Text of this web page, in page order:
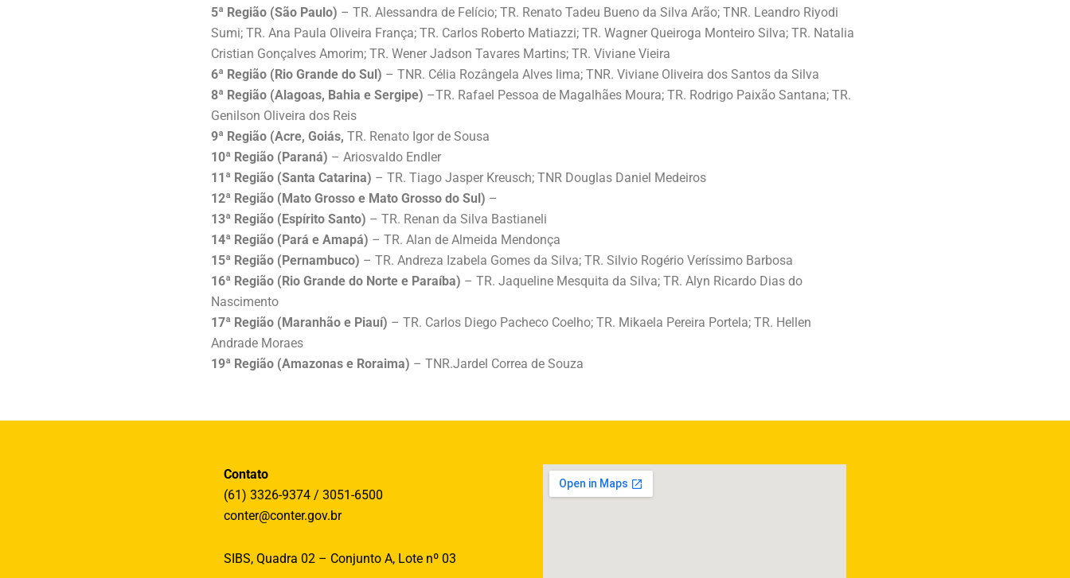
5ª Região (São Paulo) – TR. Alessandra de Felício; TR. Renato Tadeu Bueno da Silva Arão; TNR. Leandro Riyodi
Sumi; TR. Ana Paula Oliveira França; TR. Carlos Roberto Matiazzi; TR. Wagner Queiroga Monteiro Silva; TR. Natalia
Cristian Gonçalves Amorim; TR. Wener Jadson Tavares Martins; TR. Viviane Vieira
6ª Região (Rio Grande do Sul) – TNR. Célia Rozângela Alves lima; TNR. Viviane Oliveira dos Santos da Silva
8ª Região (Alagoas, Bahia e Sergipe) –TR. Rafael Pessoa de Magalhães Moura; TR. Rodrigo Paixão Santana; TR.
Genilson Oliveira dos Reis
9ª Região (Acre, Goiás, TR. Renato Igor de Sousa
10ª Região (Paraná) – Ariosvaldo Endler
11ª Região (Santa Catarina) – TR. Tiago Jasper Kreusch; TNR Douglas Daniel Medeiros
12ª Região (Mato Grosso e Mato Grosso do Sul) –
13ª Região (Espírito Santo) – TR. Renan da Silva Bastianeli
14ª Região (Pará e Amapá) – TR. Alan de Almeida Mendonça
15ª Região (Pernambuco) – TR. Andreza Izabela Gomes da Silva; TR. Silvio Rogério Veríssimo Barbosa
16ª Região (Rio Grande do Norte e Paraíba) – TR. Jaqueline Mesquita da Silva; TR. Alyn Ricardo Dias do
Nascimento
17ª Região (Maranhão e Piauí) – TR. Carlos Diego Pacheco Coelho; TR. Mikaela Pereira Portela; TR. Hellen
Andrade Moraes
19ª Região (Amazonas e Roraima) – TNR.Jardel Correa de Souza
Contato
(61) 3326-9374 / 3051-6500
conter@conter.gov.br
SIBS, Quadra 02 – Conjunto A, Lote nº 03